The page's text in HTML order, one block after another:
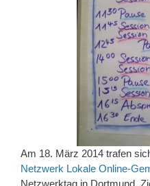
Am 18. März 2014 trafen
Netzwerk Lokale Online-
Netzwerktag in Dortmund.